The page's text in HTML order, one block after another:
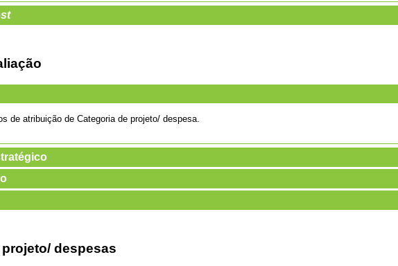
de atribuição de Categoria de projeto/ despesa.
despesas